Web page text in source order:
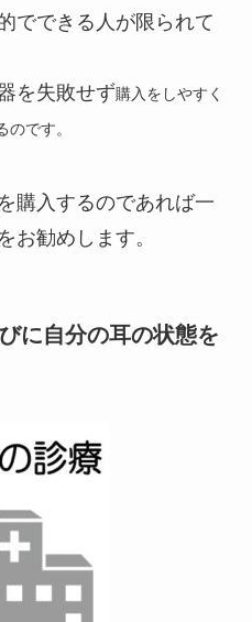
でできる人が限られて
を失敗せず購入をしやすく
です。
購入するのであれば一
お勧めします。
に自分の耳の状態を